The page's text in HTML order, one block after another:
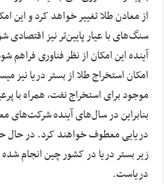
از معادن طلا تغییر خواهد کرد و این
آینده این امکان از نظر فناوری فراهم
امکان استخراج طلا از بستر دریا نیز
موجود برای استخراج نفت، همراه با
بنابراین در سال‌های آینده شرکت‌های
دریایی معطوف خواهند کرد. در حال
دریاست.